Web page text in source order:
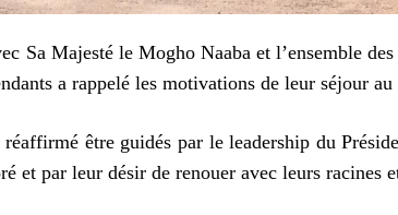
Sa Majesté le Mogho Naaba et l’ensemble
a rappelé les motivations de leur séjour
être guidés par le leadership du
et par leur désir de renouer avec leurs racines